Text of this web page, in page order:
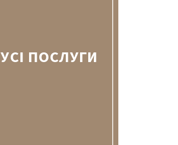
УСІ ПОСЛУГИ